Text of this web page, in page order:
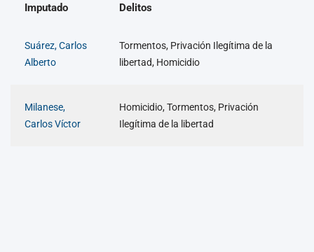
Imputado Delitos
Suárez, Carlos
Alberto
Tormentos, Privación Ilegítima de la
libertad, Homicidio
Milanese,
Carlos Víctor
Homicidio, Tormentos, Privación
Ilegítima de la libertad